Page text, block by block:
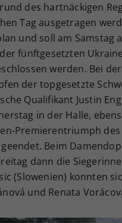
des hartnäckigen
Tag ausgetragen
und soll am Samstag
fünftgesetzten
werden. Bei
der topgesetzte
Qualifikant Justin
in der Halle,
Premierentriumph
geendet. Beim
dann die
(Slowenien) konnten
und Renata